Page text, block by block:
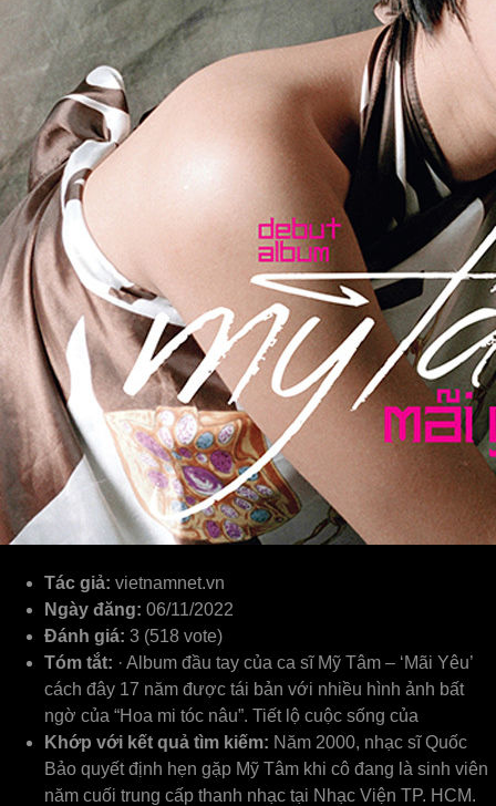
Tác giả: vietnamnet.vn
Ngày đăng: 06/11/2022
Đánh giá: 3 (518 vote)
Tóm tắt: · Album đầu tay của ca sĩ Mỹ Tâm – ‘Mãi Yêu’
cách đây 17 năm được tái bản với nhiều hình ảnh bất
ngờ của “Hoa mi tóc nâu”. Tiết lộ cuộc sống của
Khớp với kết quả tìm kiếm: Năm 2000, nhạc sĩ Quốc
Bảo quyết định hẹn gặp Mỹ Tâm khi cô đang là sinh viên
năm cuối trung cấp thanh nhạc tại Nhạc Viện TP. HCM.